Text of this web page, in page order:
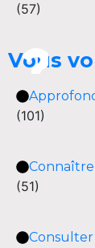
(57)
Vous
(101)
(51)
Consulter